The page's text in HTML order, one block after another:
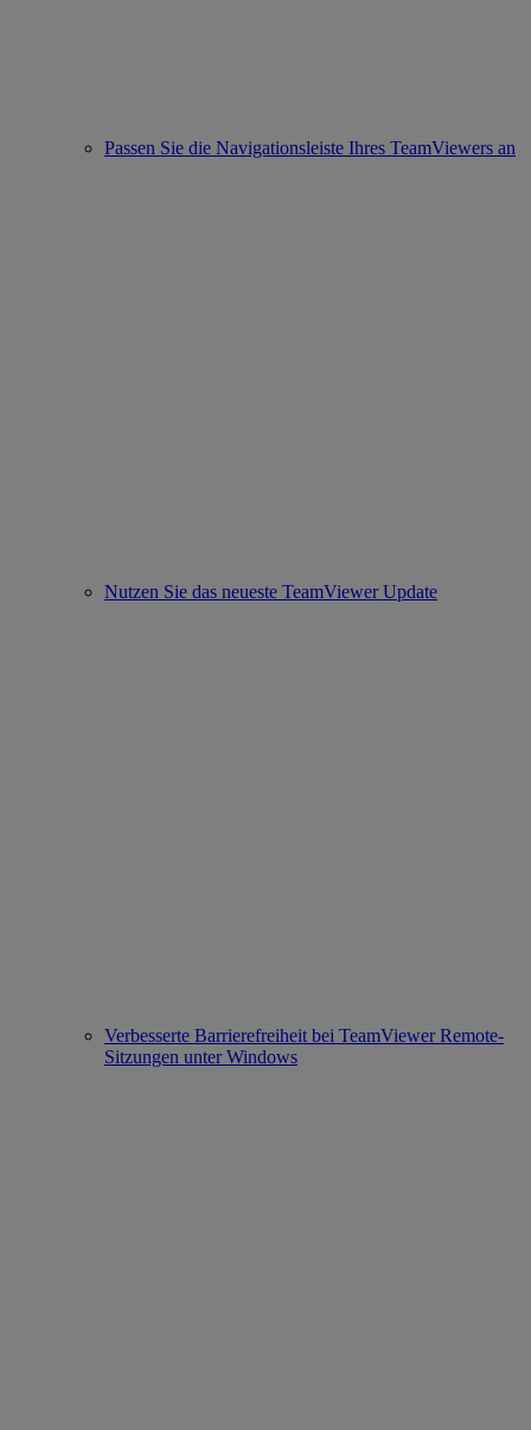
Passen Sie die Navigationsleiste Ihres TeamViewers an
Nutzen Sie das neueste TeamViewer Update
Verbesserte Barrierefreiheit bei TeamViewer Remote-
Sitzungen unter Windows